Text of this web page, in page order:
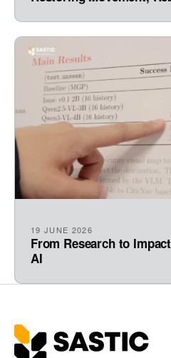
19 JUNE 2026
From Research to
AI